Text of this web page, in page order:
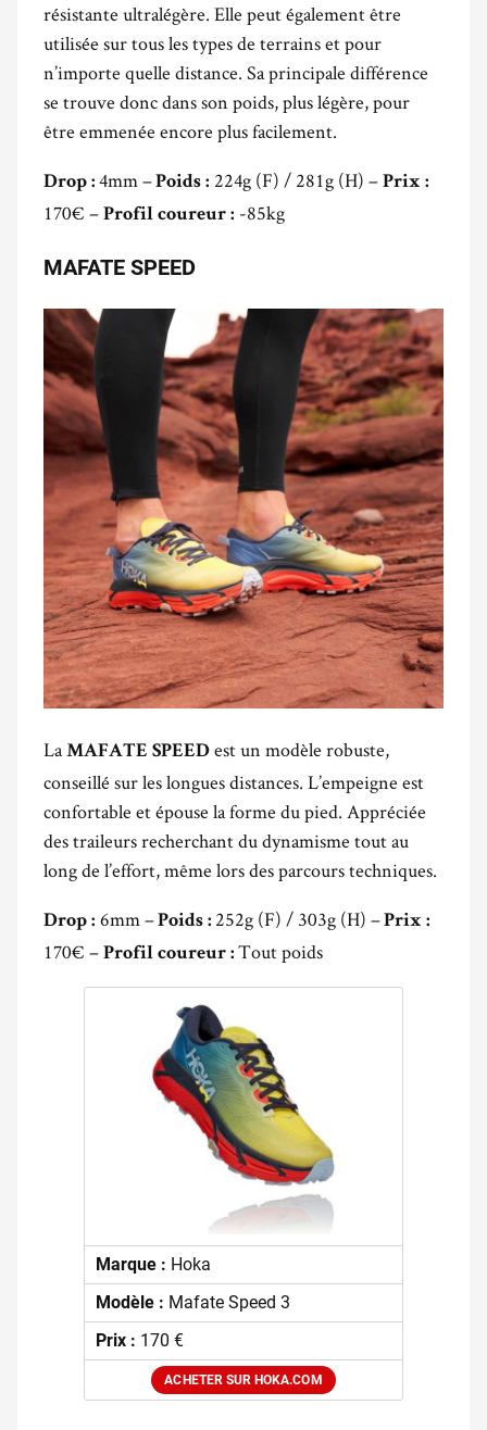
résistante ultralégère. Elle peut également être
utilisée sur tous les types de terrains et pour
n’importe quelle distance. Sa principale différence
se trouve donc dans son poids, plus légère, pour
être emmenée encore plus facilement.
Drop : 4mm –Poids : 224g (F) / 281g (H) – Prix :
170€ – Profil coureur : -85kg
MAFATE SPEED
LaMAFATE SPEED est un modèle robuste,
conseillé sur les longues distances. L’empeigne est
confortable et épouse la forme du pied. Appréciée
des traileurs recherchant du dynamisme tout au
long de l’effort, même lors des parcours techniques.
Drop : 6mm –Poids : 252g (F) / 303g (H) –Prix :
170€ – Profil coureur : Tout poids
Marque : Hoka
Modèle : Mafate Speed 3
Prix : 170 €
ACHETER SUR HOKA.COM